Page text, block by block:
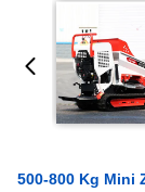
500-800 Kg Mini